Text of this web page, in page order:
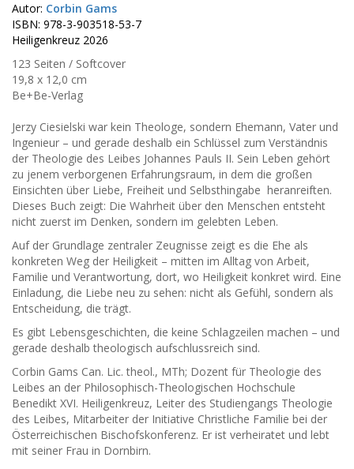
Autor: Corbin Gams
ISBN: 978-3-903518-53-7
Heiligenkreuz 2026
123 Seiten / Softcover
19,8 x 12,0 cm
Be+Be-Verlag
Jerzy Ciesielski war kein Theologe, sondern Ehemann, Vater und
Ingenieur – und gerade deshalb ein Schlüssel zum Verständnis
der Theologie des Leibes Johannes Pauls II. Sein Leben gehört
zu jenem verborgenen Erfahrungsraum, in dem die großen
Einsichten über Liebe, Freiheit und Selbsthingabe heranreiften.
Dieses Buch zeigt: Die Wahrheit über den Menschen entsteht
nicht zuerst im Denken, sondern im gelebten Leben.
Auf der Grundlage zentraler Zeugnisse zeigt es die Ehe als
konkreten Weg der Heiligkeit – mitten im Alltag von Arbeit,
Familie und Verantwortung, dort, wo Heiligkeit konkret wird. Eine
Einladung, die Liebe neu zu sehen: nicht als Gefühl, sondern als
Entscheidung, die trägt.
Es gibt Lebensgeschichten, die keine Schlagzeilen machen – und
gerade deshalb theologisch aufschlussreich sind.
Corbin Gams Can. Lic. theol., MTh; Dozent für Theologie des
Leibes an der Philosophisch-Theologischen Hochschule
Benedikt XVI. Heiligenkreuz, Leiter des Studiengangs Theologie
des Leibes, Mitarbeiter der Initiative Christliche Familie bei der
Österreichischen Bischofskonferenz. Er ist verheiratet und lebt
mit seiner Frau in Dornbirn.